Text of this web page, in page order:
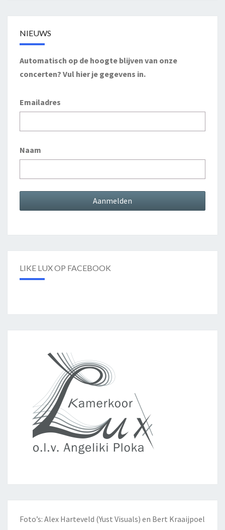
NIEUWS
Automatisch op de hoogte blijven van onze
concerten? Vul hier je gegevens in.
Emailadres
Naam
LIKE LUX OP FACEBOOK
Foto’s: Alex Harteveld (Yust Visuals) en Bert Kraaijpoel